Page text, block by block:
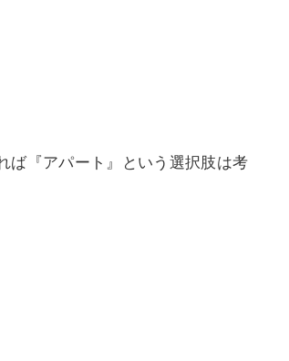
ば『アパート』という選択肢は考